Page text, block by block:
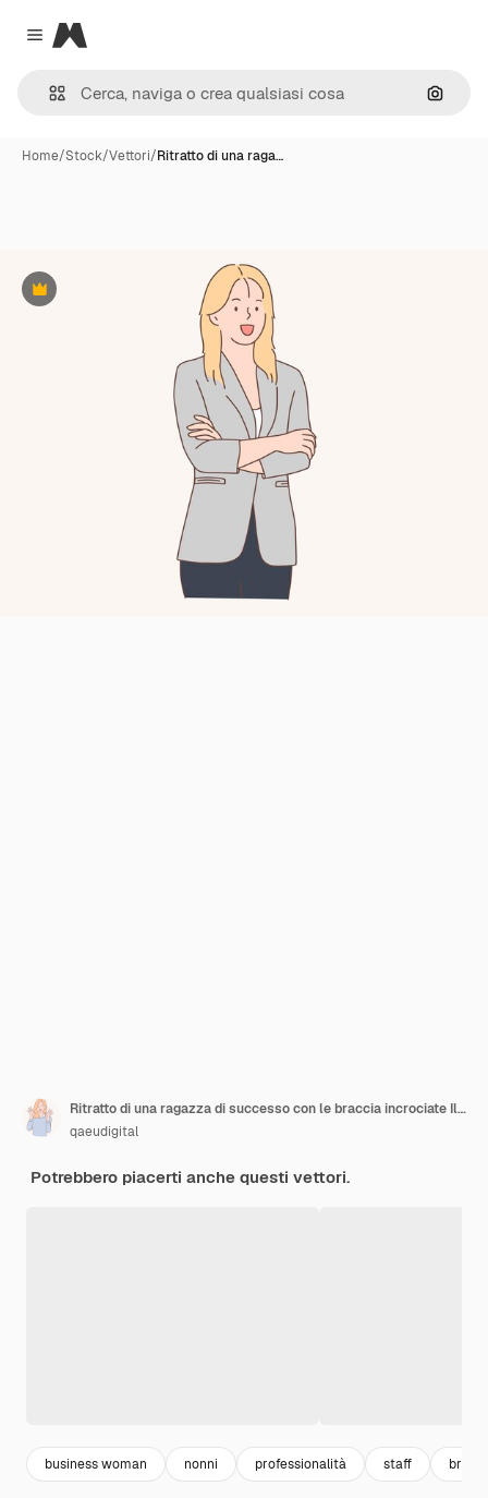
Close menu
Magnific
Cerca
Home/Stock/Vettori/Ritratto di una raga…
Premium
Ritratto di una ragazza di successo con le braccia incrociate Illustrazione di design vettoriale in stile disegnato a mano
qaeudigital
Potrebbero piacerti anche questi vettori.
business woman nonni professionalità staff